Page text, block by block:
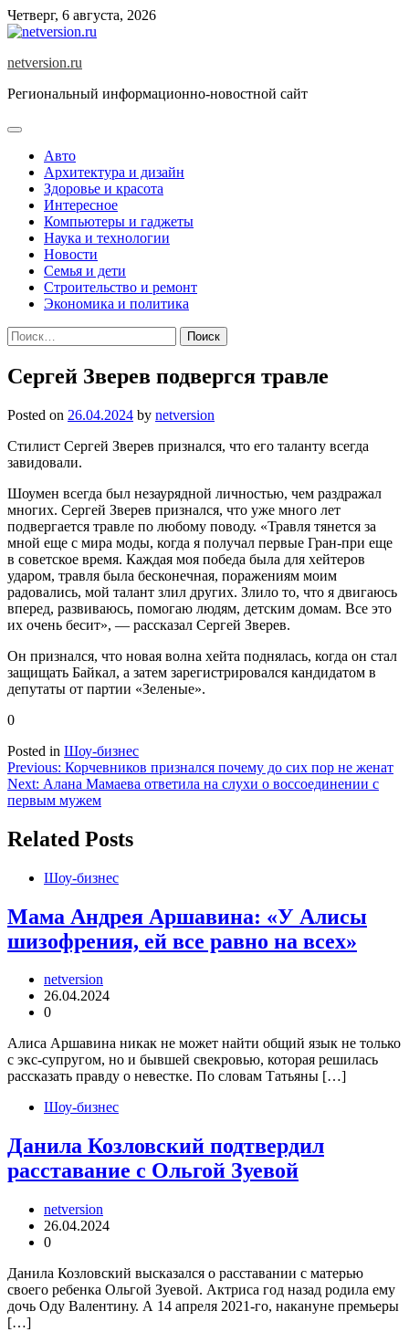
Skip
to
Четверг, 6 августа, 2026
netversion.ru
Региональный информационно-новостной сайт
Авто
Архитектура и дизайн
Здоровье и красота
Интересное
Компьютеры и гаджеты
Наука и технологии
Новости
Семья и дети
Строительство и ремонт
Экономика и политика
Найти:
Сергей Зверев подвергся травле
Posted on 26.04.2024 by netversion
Стилист Сергей Зверев признался, что его таланту всегда
завидовали.
Шоумен всегда был незаурядной личностью, чем раздражал
многих. Сергей Зверев признался, что уже много лет
подвергается травле по любому поводу. «Травля тянется за
мной еще с мира моды, когда я получал первые Гран-при еще
в советское время. Каждая моя победа была для хейтеров
ударом, травля была бесконечная, поражениям моим
радовались, мой талант злил других. Злило то, что я двигаюсь
вперед, развиваюсь, помогаю людям, детским домам. Все это
их очень бесит», — рассказал Сергей Зверев.
Он признался, что новая волна хейта поднялась, когда он стал
защищать Байкал, а затем зарегистрировался кандидатом в
депутаты от партии «Зеленые».
0
Posted in Шоу-бизнес
Навигация
по
Previous: Корчевников признался почему до сих пор не женат
Next: Алана Мамаева ответила на слухи о воссоединении с
первым мужем
Related Posts
Шоу-бизнес
Мама Андрея Аршавина: «У Алисы
шизофрения, ей все равно на всех»
netversion
26.04.2024
0
Алиса Аршавина никак не может найти общий язык не только
с экс-супругом, но и бывшей свекровью, которая решилась
рассказать правду о невестке. По словам Татьяны […]
Шоу-бизнес
Данила Козловский подтвердил
расставание с Ольгой Зуевой
netversion
26.04.2024
0
Данила Козловский высказался о расставании с матерью
своего ребенка Ольгой Зуевой. Актриса год назад родила ему
дочь Оду Валентину. А 14 апреля 2021-го, накануне премьеры
[…]